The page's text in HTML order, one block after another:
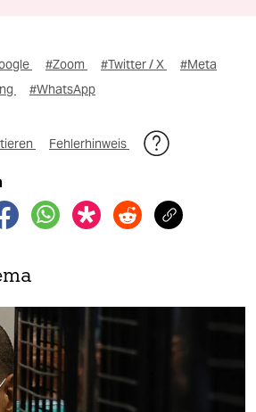
#Zoom #Twitter / X
#Meta
#WhatsApp
Fehlerhinweis